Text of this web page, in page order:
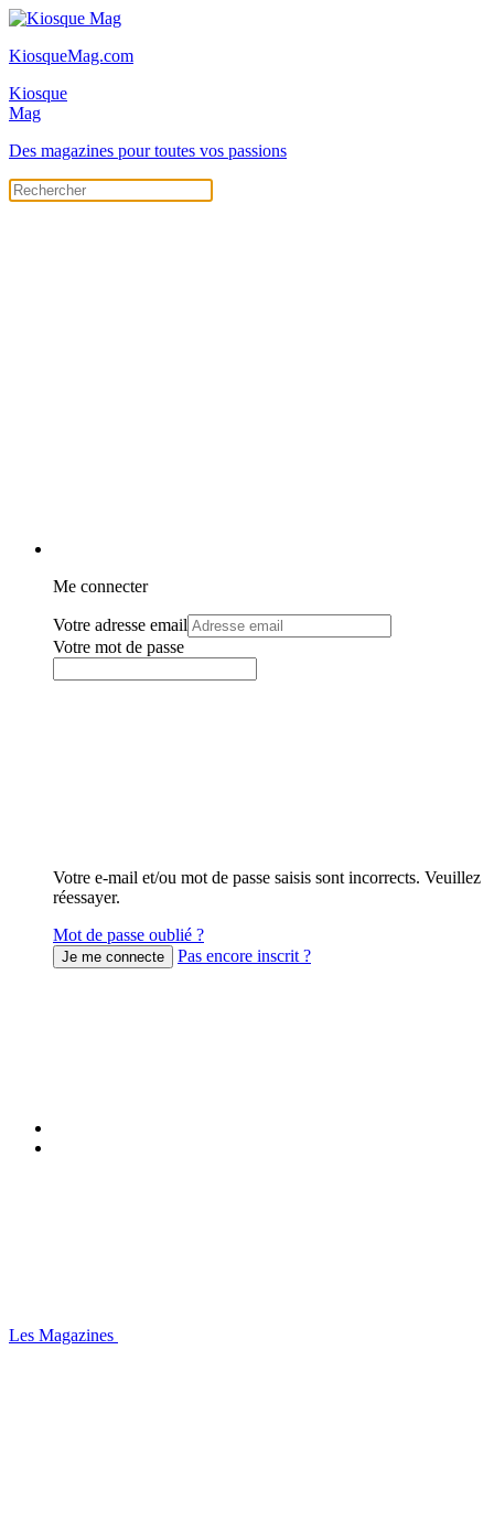
KiosqueMag.com
Kiosque
Mag
Des magazines pour toutes vos passions
Me connecter
Votre adresse email
Votre mot de passe
Votre e-mail et/ou mot de passe saisis sont incorrects. Veuillez
réessayer.
Mot de passe oublié ?
Pas encore inscrit ?
Les Magazines